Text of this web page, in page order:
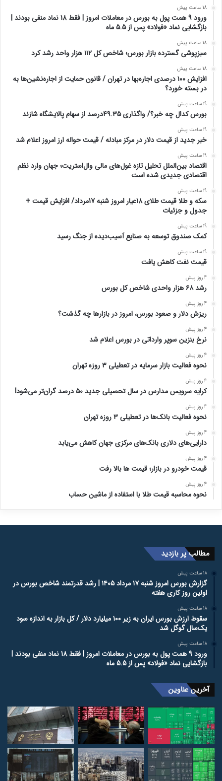
18 ساعت پیش
ورود 9 همت پول به بورس در معاملات امروز | فقط 18 نماد منفی بودند |
بازگشایی نماد «فولاد» پس از 5.5 ماه
18 ساعت پیش
سبزپوشی گسترده بازار بورس؛ شاخص کل ۱۱۲ هزار واحد رشد کرد
18 ساعت پیش
افزایش ۱۰۰ درصدی اجاره‌بها در تهران / قانون حمایت از اجاره‌نشین‌ها به
در بسته خورد؟
19 ساعت پیش
بورس کدال چه خبر؟/ واگذاری 49.35درصد از سهام پالایشگاه شازند
19 ساعت پیش
خبر جدید از قیمت دلار در مرکز مبادله / قیمت حواله ارز امروز اعلام شد
19 ساعت پیش
اقتصاد بین‌الملل تحلیل تازه غول‌های مالی وال‌استریت؛ جهان وارد نظم
اقتصادی جدیدی شده است
19 ساعت پیش
سکه و طلا قیمت طلای 18عیار امروز شنبه 17مرداد/ افزایش قیمت +
جدول و جزئیات
19 ساعت پیش
کمک صندوق توسعه به صنایع آسیب‌دیده از جنگ رسید
19 ساعت پیش
قیمت نفت کاهش یافت
4 روز پیش
رشد ۶۸ هزار واحدی شاخص کل بورس
4 روز پیش
ریزش دلار و صعود بورس، امروز در بازارها چه گذشت؟
4 روز پیش
نرخ بنزین سوپر وارداتی در بورس اعلام شد
4 روز پیش
نحوه فعالیت بازار سرمایه در تعطیلی ۳ روزه تهران
4 روز پیش
کرایه سرویس مدارس در سال تحصیلی جدید ۵۰ درصد گران‌تر می‌شود!
4 روز پیش
نحوه فعالیت بانک‌ها در تعطیلی ۳ روزه تهران
4 روز پیش
دارایی‌های دلاری بانک‌های مرکزی جهان کاهش می‌یابد
4 روز پیش
قیمت خودرو در بازار؛ قیمت ها بالا رفت
4 روز پیش
نحوه محاسبه قیمت طلا با استفاده از ماشین حساب
مطالب پر بازدید
18 ساعت پیش
گزارش بورس امروز شنبه ۱۷ مرداد ۱۴۰۵ | رشد قدرتمند شاخص بورس در
اولین روز کاری هفته
18 ساعت پیش
سقوط ارزش بورس ایران به زیر ۱۰۰ میلیارد دلار / کل بازار به اندازه سود
یک‌سال گوگل شد
18 ساعت پیش
ورود 9 همت پول به بورس در معاملات امروز | فقط 18 نماد منفی بودند |
بازگشایی نماد «فولاد» پس از 5.5 ماه
آخرین عناوین